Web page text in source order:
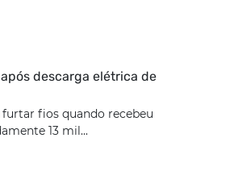
descarga elétrica de
fios quando recebeu
13 mil...